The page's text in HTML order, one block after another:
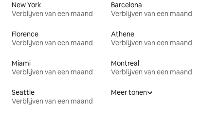
New York
Verblijven van een maand
Barcelona
Verblijven van een maand
Florence
Verblijven van een maand
Athene
Verblijven van een maand
Miami
Verblijven van een maand
Montreal
Verblijven van een maand
Seattle
Verblijven van een maand
Meer tonen